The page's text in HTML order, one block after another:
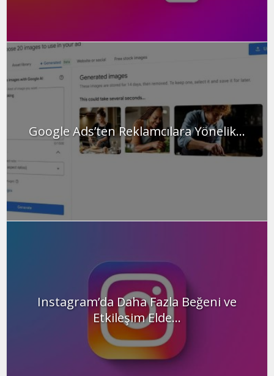
Google Ads’ten Reklamcılara Yönelik...
Instagram’da Daha Fazla Beğeni ve
Etkileşim Elde...